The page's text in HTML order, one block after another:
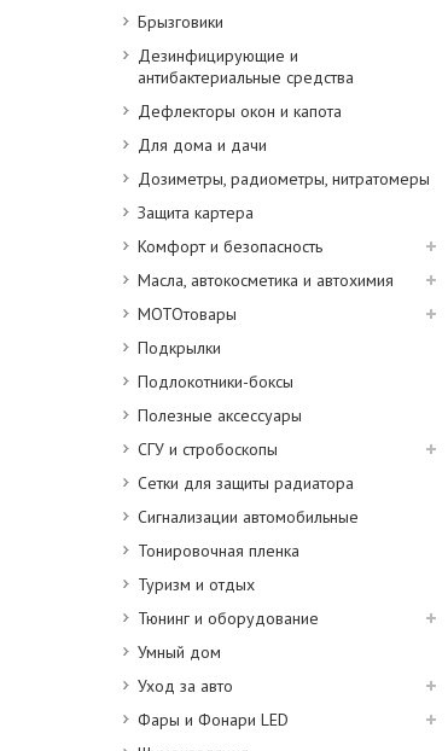
Брызговики
Дезинфицирующие и
антибактериальные средства
Дефлекторы окон и капота
Для дома и дачи
Дозиметры, радиометры, нитратомеры
Защита картера
Комфорт и безопасность
Масла, автокосметика и автохимия
МОТОтовары
Подкрылки
Подлокотники-боксы
Полезные аксессуары
СГУ и стробоскопы
Сетки для защиты радиатора
Сигнализации автомобильные
Тонировочная пленка
Туризм и отдых
Тюнинг и оборудование
Умный дом
Уход за авто
Фары и Фонари LED